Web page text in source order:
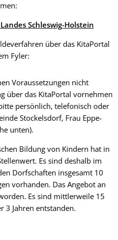
Schleswig-Holstein
über das KitaPortal
Fyler:
Voraussetzungen nicht
über das KitaPortal vornehmen
persönlich, telefonisch oder
Stockelsdorf, Frau Eppe-
unten).
Bildung von Kindern hat in
Es sind deshalb im
Dorfschaften insgesamt 10
vorhanden. Das Angebot an
Es sind mittlerweile 15
3 Jahren entstanden.